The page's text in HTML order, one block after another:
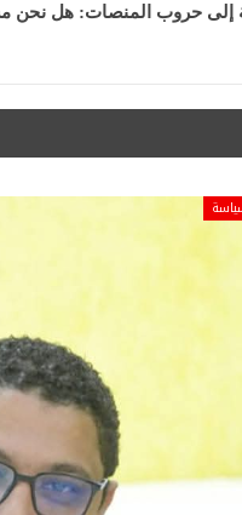
إلى حروب المنصات: هل نحن